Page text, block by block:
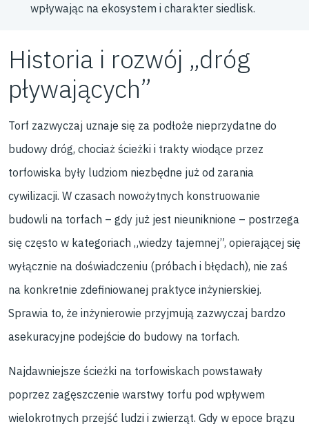
wpływając na ekosystem i charakter siedlisk.
Historia i rozwój „dróg
pływających”
Torf zazwyczaj uznaje się za podłoże nieprzydatne do
budowy dróg, chociaż ścieżki i trakty wiodące przez
torfowiska były ludziom niezbędne już od zarania
cywilizacji. W czasach nowożytnych konstruowanie
budowli na torfach – gdy już jest nieuniknione – postrzega
się często w kategoriach „wiedzy tajemnej”, opierającej się
wyłącznie na doświadczeniu (próbach i błędach), nie zaś
na konkretnie zdefiniowanej praktyce inżynierskiej.
Sprawia to, że inżynierowie przyjmują zazwyczaj bardzo
asekuracyjne podejście do budowy na torfach.
Najdawniejsze ścieżki na torfowiskach powstawały
poprzez zagęszczenie warstwy torfu pod wpływem
wielokrotnych przejść ludzi i zwierząt. Gdy w epoce brązu